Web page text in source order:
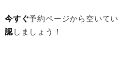
今すぐ予約ページから空いて
認 しましょう！